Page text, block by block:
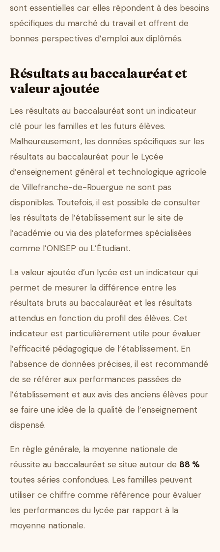
sont essentielles car elles répondent à des besoins
spécifiques du marché du travail et offrent de
bonnes perspectives d’emploi aux diplômés.
Résultats au baccalauréat et
valeur ajoutée
Les résultats au baccalauréat sont un indicateur
clé pour les familles et les futurs élèves.
Malheureusement, les données spécifiques sur les
résultats au baccalauréat pour le Lycée
d’enseignement général et technologique agricole
de Villefranche-de-Rouergue ne sont pas
disponibles. Toutefois, il est possible de consulter
les résultats de l’établissement sur le site de
l’académie ou via des plateformes spécialisées
comme l’ONISEP ou L’Étudiant.
La valeur ajoutée d’un lycée est un indicateur qui
permet de mesurer la différence entre les
résultats bruts au baccalauréat et les résultats
attendus en fonction du profil des élèves. Cet
indicateur est particulièrement utile pour évaluer
l’efficacité pédagogique de l’établissement. En
l’absence de données précises, il est recommandé
de se référer aux performances passées de
l’établissement et aux avis des anciens élèves pour
se faire une idée de la qualité de l’enseignement
dispensé.
En règle générale, la moyenne nationale de
réussite au baccalauréat se situe autour de 88 %
toutes séries confondues. Les familles peuvent
utiliser ce chiffre comme référence pour évaluer
les performances du lycée par rapport à la
moyenne nationale.